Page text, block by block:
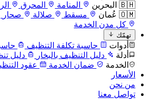
🇧🇭 البحرين
المنامة المحرق
🇴🇲 عُمان
مسقط صلالة صحار
كل مدن الخدمة
تهمّك
أدوات حاسبة تكلفة التنظيف
أدلة
دليل التنظيف بالبخار دليل
الخدمة
ضمان الخدمة عقود
الأسعار
من نحن
تواصل معنا